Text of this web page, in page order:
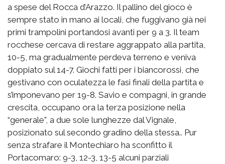
a spese del Rocca d’Arazzo. Il pallino del gioco è
sempre stato in mano ai locali, che fuggivano già nei
primi trampolini portandosi avanti per 9 a 3. Il team
rocchese cercava di restare aggrappato alla partita,
10-5, ma gradualmente perdeva terreno e veniva
doppiato sul 14-7. Giochi fatti per i biancorossi, che
gestivano con oculatezza le fasi finali della partita e
s’imponevano per 19-8. Savio e compagni, in grande
crescita, occupano ora la terza posizione nella
“generale”, a due sole lunghezze dal Vignale,
posizionato sul secondo gradino della stessa.. Pur
senza strafare il Montechiaro ha sconfitto il
Portacomaro: 9-3, 12-3, 13-5 alcuni parziali